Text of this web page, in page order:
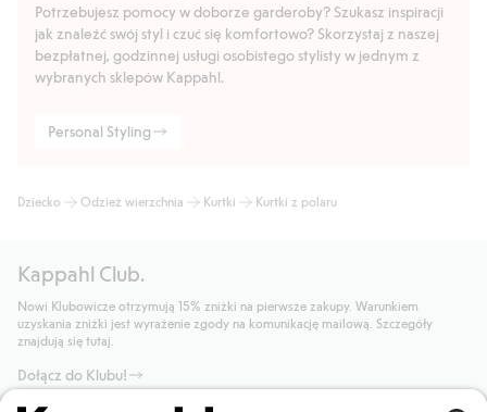
Potrzebujesz pomocy w doborze garderoby? Szukasz inspiracji
jak znaleźć swój styl i czuć się komfortowo? Skorzystaj z naszej
bezpłatnej, godzinnej usługi osobistego stylisty w jednym z
wybranych sklepów Kappahl.
Personal Styling
Dziecko Odzież wierzchnia Kurtki Kurtki z polaru
Kappahl Club.
Nowi Klubowicze otrzymują 15% zniżki na pierwsze zakupy. Warunkiem
uzyskania zniżki jest wyrażenie zgody na komunikację mailową. Szczegóły
znajdują się tutaj.
Dołącz do Klubu!